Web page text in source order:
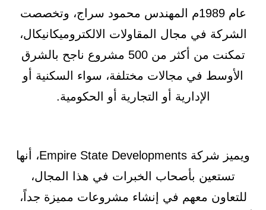
عام 1989م المهندس محمود سراج، وتخصصت
الشركة في مجال المقاولات الالكتروميكانيكال،
تمكنت من أكثر من 500 مشروع ناجح بالشرق
الأوسط في مجالات مختلفة، سواء السكنية أو
الإدارية أو التجارية أو الحكومية.
ويميز شركة Empire State Developments، أنها
تستعين بأصحاب الخبرات في هذا المجال،
للتعاون معهم في إنشاء مشروعات مميزة جداً،